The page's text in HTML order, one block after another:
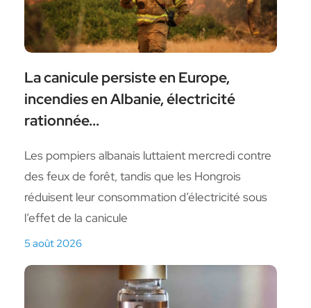
La canicule persiste en Europe,
incendies en Albanie, électricité
rationnée...
Les pompiers albanais luttaient ⁠mercredi contre
des feux ​de forêt, tandis que les Hongrois
réduisent leur consommation ​d’électricité sous
l’effet de la canicule
5 août 2026